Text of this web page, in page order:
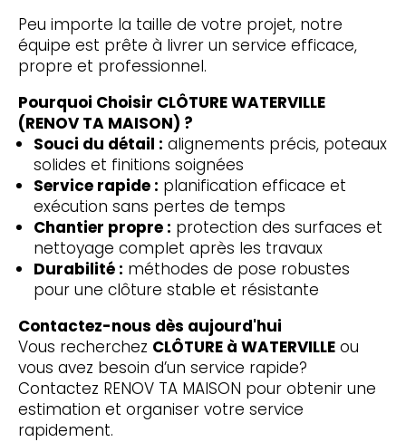
Peu importe la taille de votre projet, notre
équipe est prête à livrer un service efficace,
propre et professionnel.
Pourquoi Choisir CLÔTURE WATERVILLE
(RENOV TA MAISON) ?
Souci du détail : alignements précis, poteaux
solides et finitions soignées
Service rapide : planification efficace et
exécution sans pertes de temps
Chantier propre : protection des surfaces et
nettoyage complet après les travaux
Durabilité : méthodes de pose robustes
pour une clôture stable et résistante
Contactez-nous dès aujourd'hui
Vous recherchez CLÔTURE à WATERVILLEou
vous avez besoin d’un service rapide?
Contactez RENOV TA MAISON pour obtenir une
estimation et organiser votre service
rapidement.